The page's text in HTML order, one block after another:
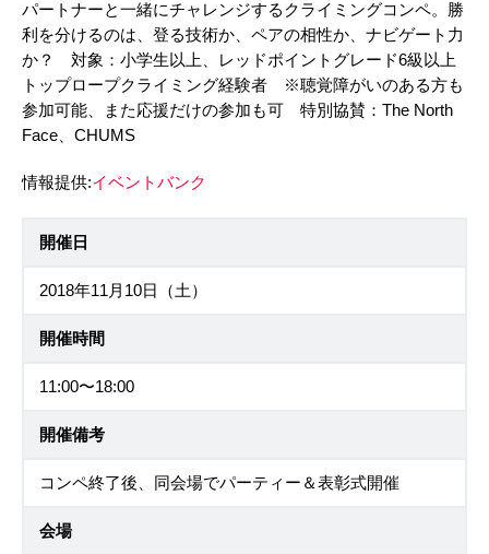
パートナーと一緒にチャレンジするクライミングコンペ。勝
利を分けるのは、登る技術か、ペアの相性か、ナビゲート力
か？ 対象：小学生以上、レッドポイントグレード6級以上
トップロープクライミング経験者 ※聴覚障がいのある方も
参加可能、また応援だけの参加も可 特別協賛：The North
Face、CHUMS
情報提供:イベントバンク
開催日
2018年11月10日（土）
開催時間
11:00〜18:00
開催備考
コンペ終了後、同会場でパーティー＆表彰式開催
会場